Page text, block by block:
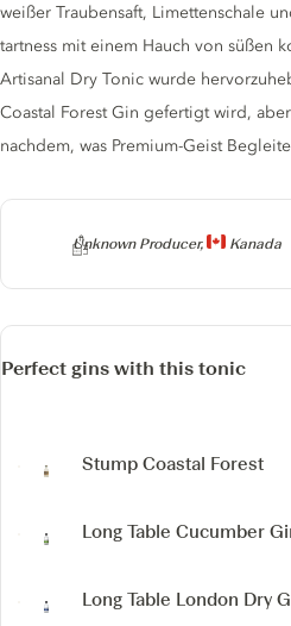
Producer
Unknown Producer, Kanada
weißer Traubensaft, Limettenschale
tartness mit einem Hauch von süßen
Artisanal Dry Tonic wurde
Coastal Forest Gin gefertigt wird,
nachdem, was Premium-Geist
Perfect gins with this tonic
Stump Coastal Forest
Long Table Cucumber
Long Table London Dry